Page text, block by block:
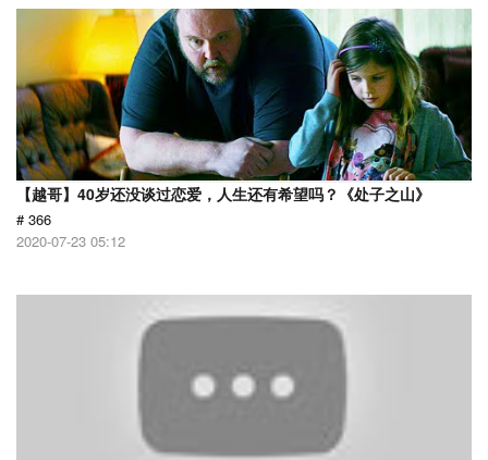
【越哥】40岁还没谈过恋爱，人生还有希望吗？《处子之山》
# 366
2020-07-23 05:12